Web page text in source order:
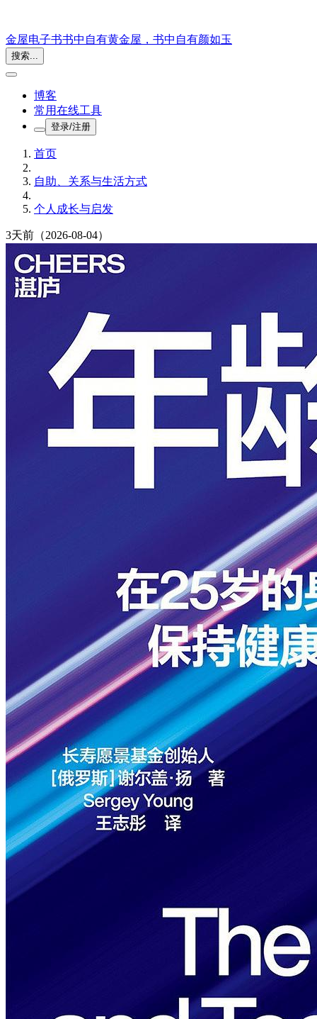
金屋电子书书中自有黄金屋，书中自有颜如玉
搜索...
博客
常用在线工具
登录/注册
首页
自助、关系与生活方式
个人成长与启发
3天前 （2026-08-04）